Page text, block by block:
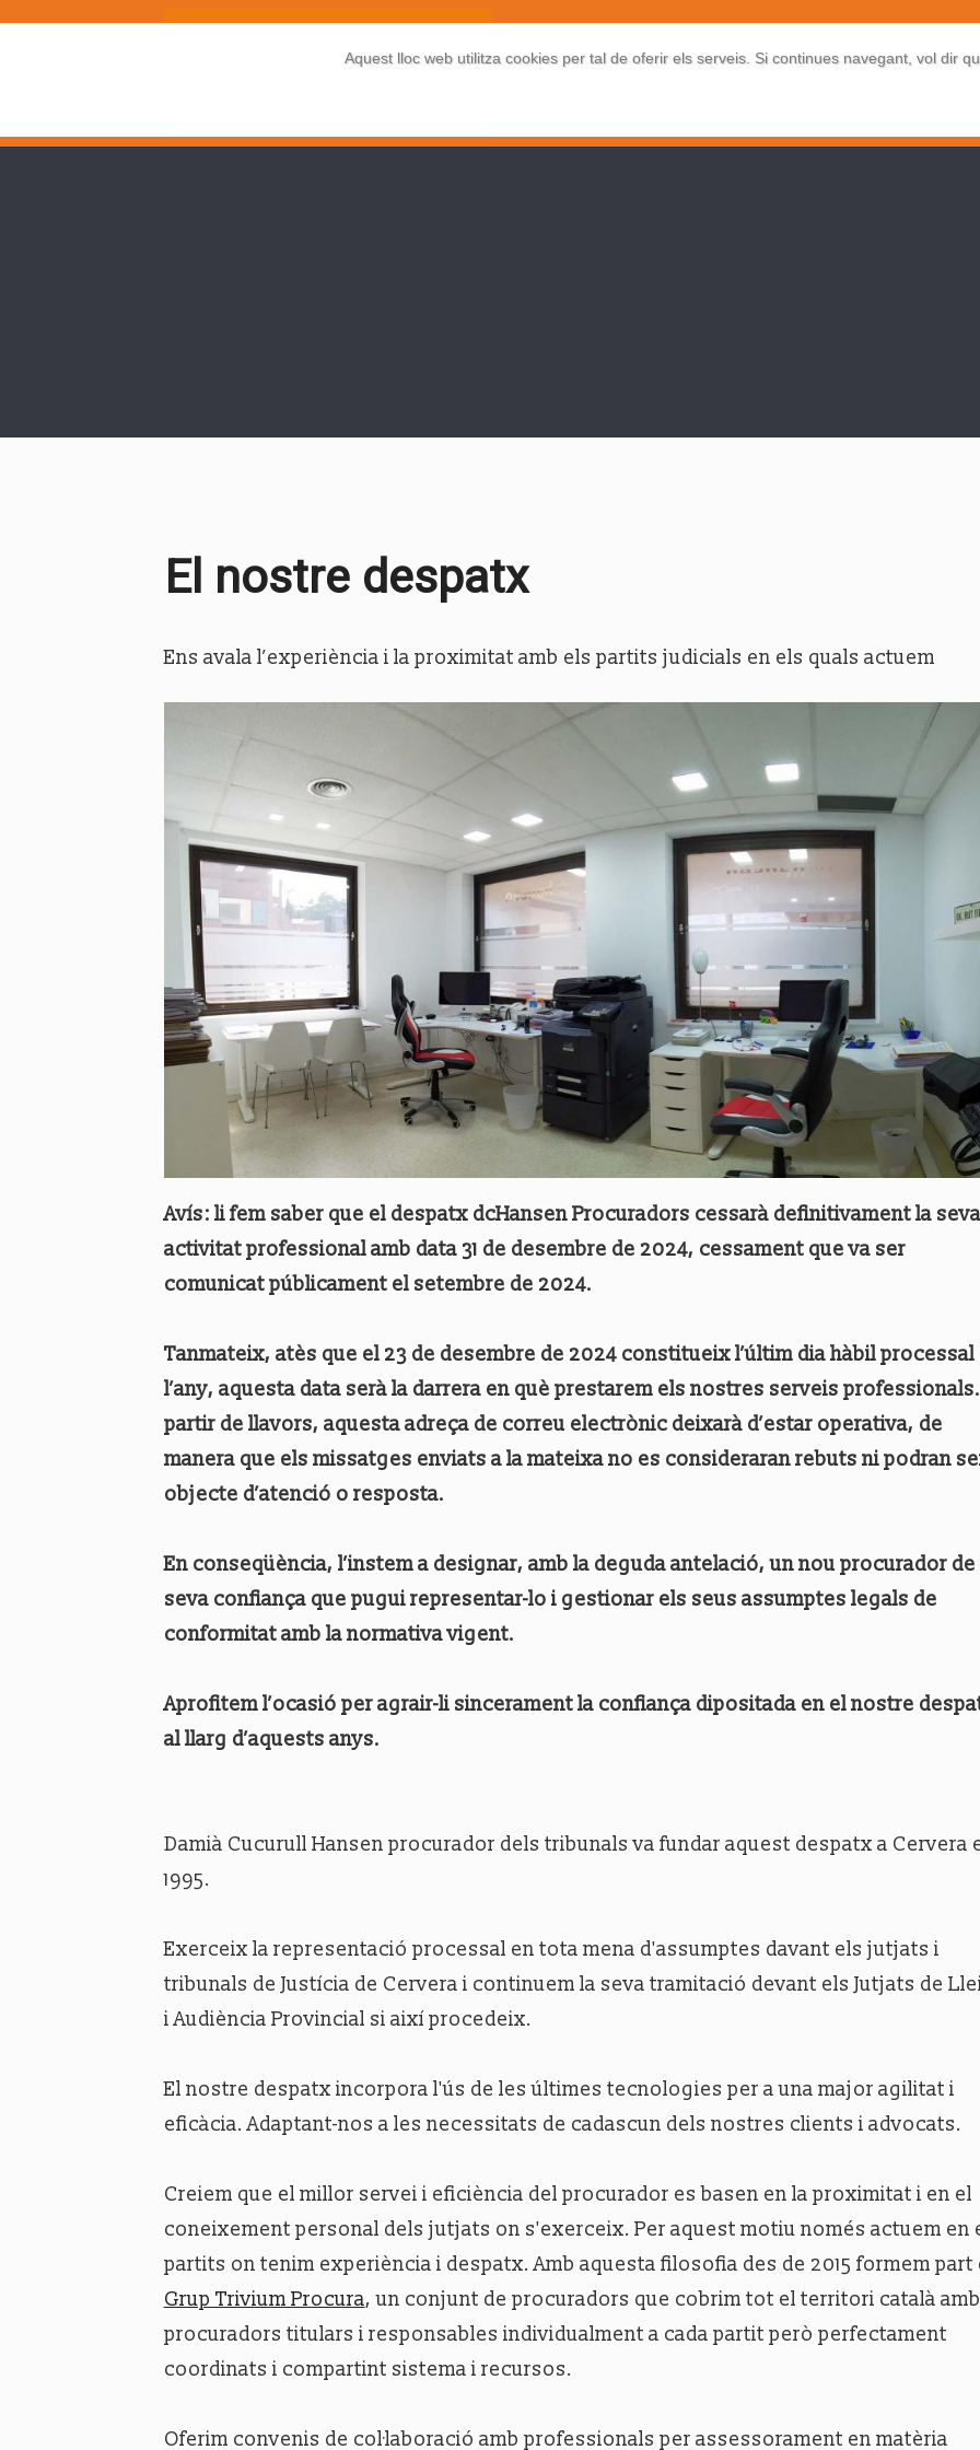
El nostre despatx
Ens avala l’experiència i la proximitat amb els partits judicials en els quals actuem
Avís: li fem saber que el despatx dcHansen Procuradors cessarà definitivament la seva
activitat professional amb data 31 de desembre de 2024, cessament que va ser
comunicat públicament el setembre de 2024.
Tanmateix, atès que el 23 de desembre de 2024 constitueix l’últim dia hàbil processal
l’any, aquesta data serà la darrera en què prestarem els nostres serveis
partir de llavors, aquesta adreça de correu electrònic deixarà d’estar operativa, de
manera que els missatges enviats a la mateixa no es consideraran rebuts ni podran
objecte d’atenció o resposta.
En conseqüència, l’instem a designar, amb la deguda antelació, un nou procurador de
seva confiança que pugui representar-lo i gestionar els seus assumptes legals de
conformitat amb la normativa vigent.
Aprofitem l’ocasió per agrair-li sincerament la confiança dipositada en el nostre
al llarg d’aquests anys.
Damià Cucurull Hansen procurador dels tribunals va fundar aquest despatx a Cervera
1995.
Exerceix la representació processal en tota mena d'assumptes davant els jutjats i
tribunals de Justícia de Cervera i continuem la seva tramitació devant els Jutjats de
i Audiència Provincial si així procedeix.
El nostre despatx incorpora l'ús de les últimes tecnologies per a una major agilitat i
eficàcia. Adaptant-nos a les necessitats de cadascun dels nostres clients i advocats.
Creiem que el millor servei i eficiència del procurador es basen en la proximitat i en el
coneixement personal dels jutjats on s'exerceix. Per aquest motiu només actuem en
partits on tenim experiència i despatx. Amb aquesta filosofia des de 2015 formem part
Grup Trivium Procura, un conjunt de procuradors que cobrim tot el territori català amb
procuradors titulars i responsables individualment a cada partit però perfectament
coordinats i compartint sistema i recursos.
Oferim convenis de col·laboració amb professionals per assessorament en matèria
Aquest lloc web utilitza cookies per tal de oferir els serveis. Si continues navegant, vol dir